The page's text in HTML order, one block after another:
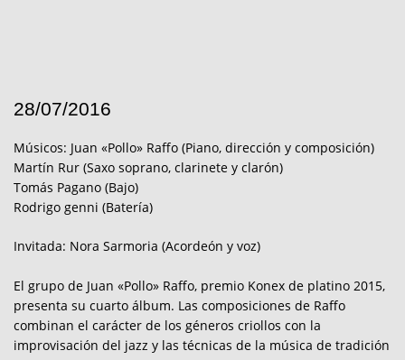
28/07/2016
Músicos: Juan «Pollo» Raffo (Piano, dirección y composición)
Martín Rur (Saxo soprano, clarinete y clarón)
Tomás Pagano (Bajo)
Rodrigo genni (Batería)
Invitada: Nora Sarmoria (Acordeón y voz)
El grupo de Juan «Pollo» Raffo, premio Konex de platino 2015,
presenta su cuarto álbum. Las composiciones de Raffo
combinan el carácter de los géneros criollos con la
improvisación del jazz y las técnicas de la música de tradición